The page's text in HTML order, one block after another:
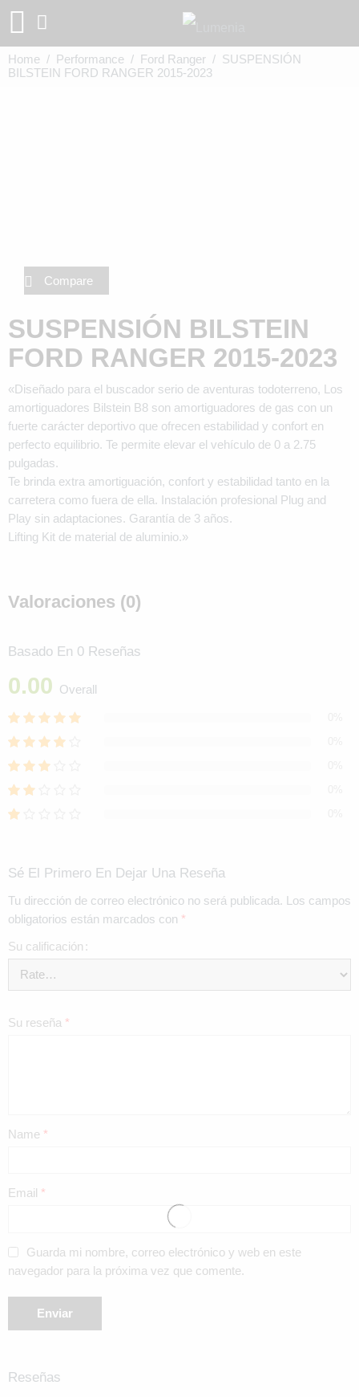
Home / Performance / Ford Ranger / SUSPENSIÓN
BILSTEIN FORD RANGER 2015-2023
SUSPENSIÓN BILSTEIN
FORD RANGER 2015-2023
«Diseñado para el buscador serio de aventuras todoterreno, Los
amortiguadores Bilstein B8 son amortiguadores de gas con un
fuerte carácter deportivo que ofrecen estabilidad y confort en
perfecto equilibrio. Te permite elevar el vehículo de 0 a 2.75
pulgadas.
Te brinda extra amortiguación, confort y estabilidad tanto en la
carretera como fuera de ella. Instalación profesional Plug and
Play sin adaptaciones. Garantía de 3 años.
Lifting Kit de material de aluminio.»
Compare
Valoraciones (0)
Basado En 0 Reseñas
0.00 Overall
Sé El Primero En Dejar Una Reseña
Tu dirección de correo electrónico no será publicada.
Los campos
obligatorios están marcados con *
Su calificación
Su reseña *
Name *
Email *
Guarda mi nombre, correo electrónico y web en este
navegador para la próxima vez que comente.
Reseñas